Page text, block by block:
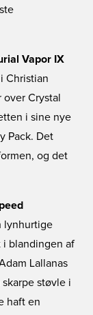
Vapor IX
Christian
Crystal
i sine nye
Pack. Det
og det
lynhurtige
i blandingen af
Lallanas
støvle i
haft en